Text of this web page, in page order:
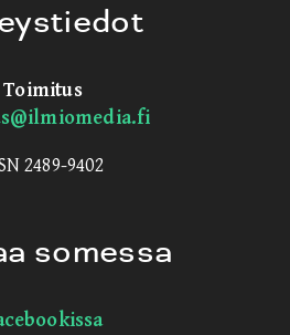
Toimitus
2489-9402
somessa